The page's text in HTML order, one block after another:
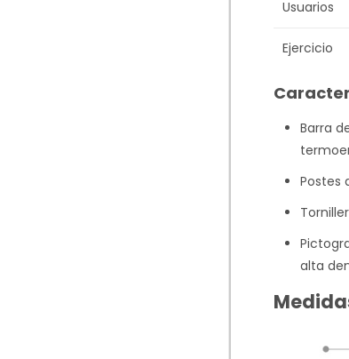
Usuarios
Ejercicio
Barra
Postes
alta